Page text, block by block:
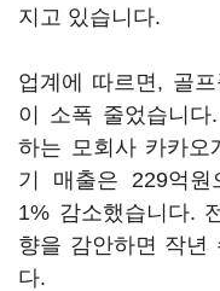
지고 있습니다.
업계에 따르면, 골
이 소폭 줄었습니
하는 모회사 카카오
기 매출은 229억원
1% 감소했습니다.
향을 감안하면 작년
다.